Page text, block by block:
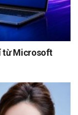
từ Microsoft